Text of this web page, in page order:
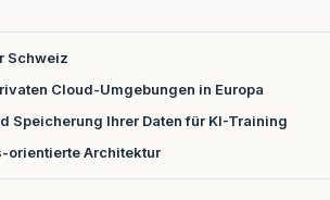
Schweiz
Cloud-Umgebungen in Europa
Speicherung Ihrer Daten für KI-Training
orientierte Architektur